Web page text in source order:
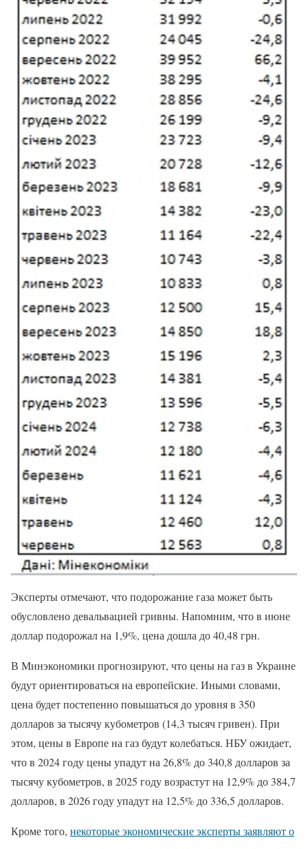
Эксперты отмечают, что подорожание газа может быть
обусловлено девальвацией гривны. Напомним, что в июне
доллар подорожал на 1,9%, цена дошла до 40,48 грн.
В Минэкономики прогнозируют, что цены на газ в Украине
будут ориентироваться на европейские. Иными словами,
цена будет постепенно повышаться до уровня в 350
долларов за тысячу кубометров (14,3 тысяч гривен). При
этом, цены в Европе на газ будут колебаться. НБУ ожидает,
что в 2024 году цены упадут на 26,8% до 340,8 долларов за
тысячу кубометров, в 2025 году возрастут на 12,9% до 384,7
долларов, в 2026 году упадут на 12,5% до 336,5 долларов.
Кроме того, некоторые экономические эксперты заявляют о